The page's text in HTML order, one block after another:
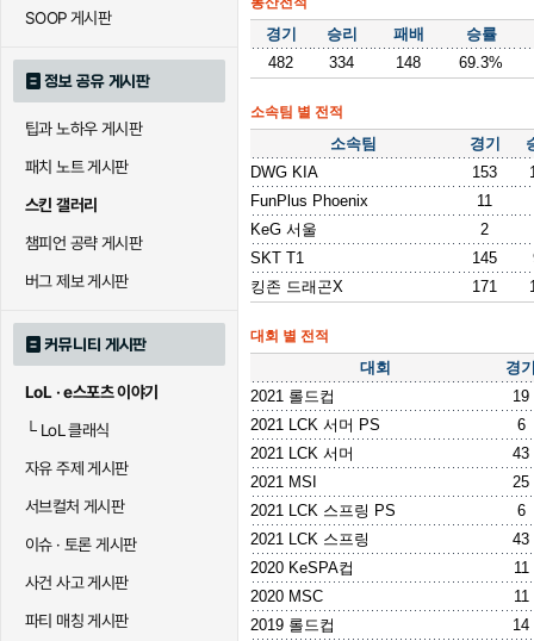
SOOP 게시판
정보 공유 게시판
팁과 노하우 게시판
패치 노트 게시판
스킨 갤러리
챔피언 공략 게시판
버그 제보 게시판
커뮤니티 게시판
LoL · e스포츠 이야기
└LoL 클래식
자유 주제 게시판
서브컬처 게시판
이슈 · 토론 게시판
사건 사고 게시판
파티 매칭 게시판
경기 승리 패배
승률
482
334 148 69.3%
소속팀 별 전적
소속팀 경기
DWG KIA
153
FunPlus Phoenix
11
KeG 서울
2
SKT T1
145
킹존 드래곤X
171
대회 별 전적
대회
경
2021 롤드컵
19
2021 LCK 서머 PS
6
2021 LCK 서머
43
2021 MSI
25
2021 LCK 스프링 PS
6
2021 LCK 스프링
43
2020 KeSPA컵
11
2020 MSC
11
2019 롤드컵
14